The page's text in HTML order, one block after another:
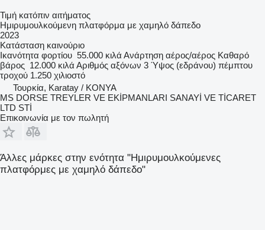
Τιμή κατόπιν αιτήματος
Ημιρυμουλκούμενη πλατφόρμα με χαμηλό δάπεδο
2023
Κατάσταση καινούριο
Ικανότητα φορτίου 55.000 κιλά Ανάρτηση αέρος/αέρος Καθαρό
βάρος 12.000 κιλά Αριθμός αξόνων 3 Ύψος (εδράνου) πέμπτου
τροχού 1.250 χιλιοστό
Τουρκία, Karatay / KONYA
MS DORSE TREYLER VE EKİPMANLARI SANAYİ VE TİCARET
LTD STİ
Επικοινωνία με τον πωλητή
Άλλες μάρκες στην ενότητα "Ημιρυμουλκούμενες
πλατφόρμες με χαμηλό δάπεδο"